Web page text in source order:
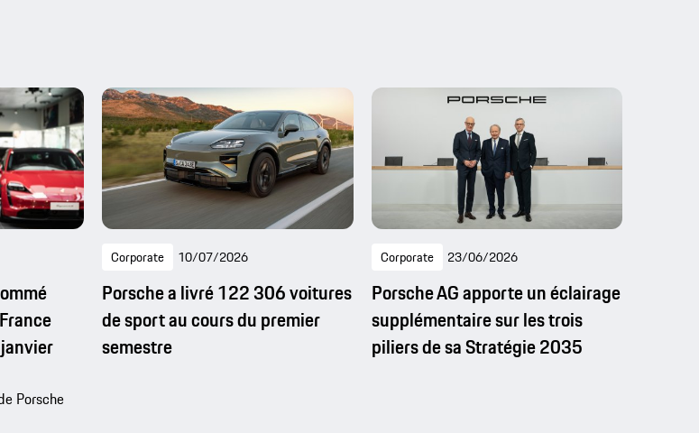
Porsche
Corporate 10/07/2026
Porsche a livré 122 306 voitures
de sport au cours du premier
semestre
Corporate 23/06/2026
Porsche AG apporte un éclairage
supplémentaire sur les trois
piliers de sa Stratégie 2035